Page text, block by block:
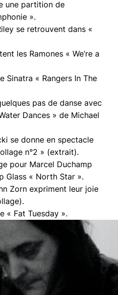
une partition de
».
se retrouvent dans «
les Ramones « We’re a
Sinatra « Rangers In The
pas de danse avec
Dances » de Michael
se donne en spectacle
n°2 » (extrait).
pour Marcel Duchamp
Glass « North Star ».
Zorn expriment leur joie
« Fat Tuesday ».